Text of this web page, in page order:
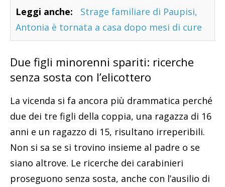
Leggi anche:
Strage familiare di Paupisi,
Antonia è tornata a casa dopo mesi di cure
Due figli minorenni spariti: ricerche
senza sosta con l’elicottero
La vicenda si fa ancora più drammatica perché
due dei tre figli della coppia, una ragazza di 16
anni e un ragazzo di 15, risultano irreperibili.
Non si sa se si trovino insieme al padre o se
siano altrove. Le ricerche dei carabinieri
proseguono senza sosta, anche con l’ausilio di